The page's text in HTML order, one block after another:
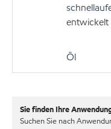
Öl
Sie finden Ihre
Suchen Sie nach